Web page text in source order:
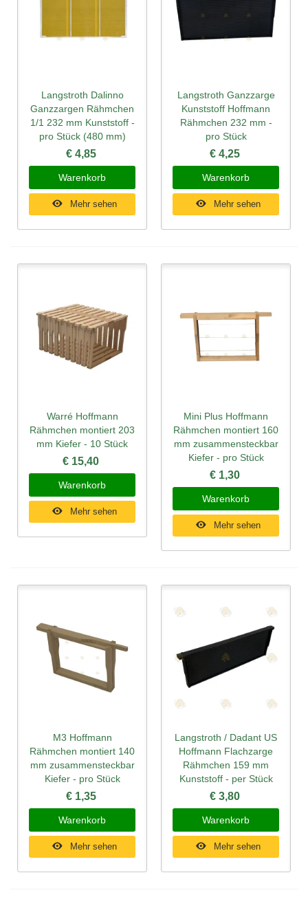
Langstroth Dalinno
Ganzzargen Rähmchen
1/1 232 mm Kunststoff -
pro Stück (480 mm)
€ 4,85
Warenkorb
Mehr sehen
Langstroth Ganzzarge
Kunststoff Hoffmann
Rähmchen 232 mm -
pro Stück
€ 4,25
Warenkorb
Mehr sehen
Warré Hoffmann
Rähmchen montiert 203
mm Kiefer - 10 Stück
€ 15,40
Warenkorb
Mehr sehen
Mini Plus Hoffmann
Rähmchen montiert 160
mm zusammensteckbar
Kiefer - pro Stück
€ 1,30
Warenkorb
Mehr sehen
M3 Hoffmann
Rähmchen montiert 140
mm zusammensteckbar
Kiefer - pro Stück
€ 1,35
Warenkorb
Mehr sehen
Langstroth / Dadant US
Hoffmann Flachzarge
Rähmchen 159 mm
Kunststoff - per Stück
€ 3,80
Warenkorb
Mehr sehen